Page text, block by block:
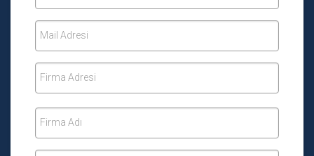
Mail Adresi
Firma Adresi
Firma Adı